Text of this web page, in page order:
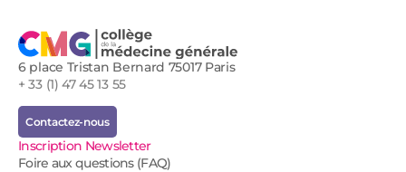
6 place Tristan Bernard 75017 Paris
+ 33 (1) 47 45 13 55
Contactez-nous
Inscription Newsletter
Foire aux questions (FAQ)